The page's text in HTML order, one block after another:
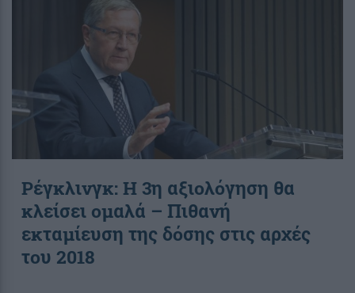
Ρέγκλινγκ: Η 3η αξιολόγηση θα
κλείσει ομαλά – Πιθανή
εκταμίευση της δόσης στις αρχές
του 2018